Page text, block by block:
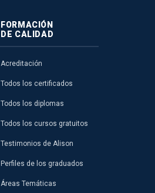
FORMACIÓN
DE CALIDAD
Acreditación
Todos los certificados
Todos los diplomas
Todos los cursos gratuitos
Testimonios de Alison
Perfiles de los graduados
Áreas Temáticas